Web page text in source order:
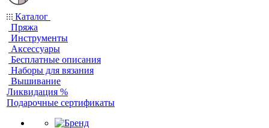
Каталог
Пряжа
Инструменты
Аксессуары
Бесплатные описания
Наборы для вязания
Вышивание
Ликвидация %
Подарочные сертификаты